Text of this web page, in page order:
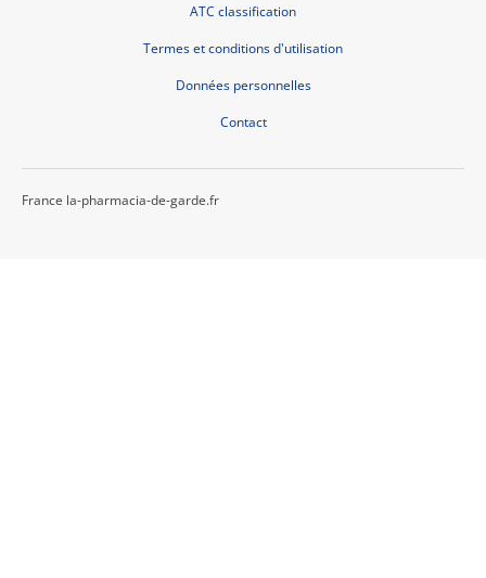
ATC classification
Termes et conditions d'utilisation
Données personnelles
Contact
France la-pharmacia-de-garde.fr